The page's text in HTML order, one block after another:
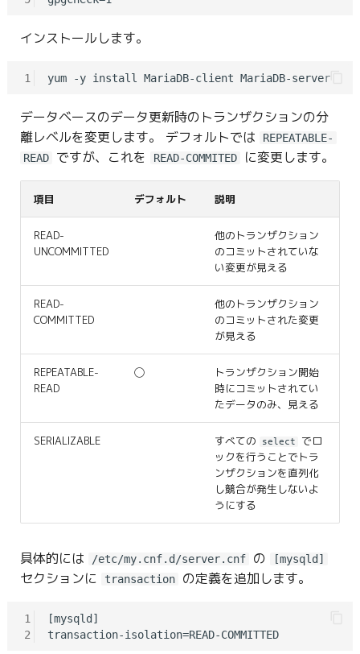
インストールします。
1 yum -y install MariaDB-client MariaDB-server
データベースのデータ更新時のトランザクションの分
離レベルを変更します。 デフォルトでは
REPEATABLE-
READ
ですが、これを READ-COMMITED に変更します。
項目 デフォルト 説明
READ-
UNCOMMITTED
他のトランザクション
のコミットされていな
い変更が見える
READ-
COMMITTED
他のトランザクション
のコミットされた変更
が見える
REPEATABLE-
READ
◯
トランザクション開始
時にコミットされてい
たデータのみ、見える
SERIALIZABLE すべての select
でロ
ックを行うことでトラ
ンザクションを直列化
し競合が発生しないよ
うにする
具体的には /etc/my.cnf.d/server.cnf の [mysqld]
セクションに transaction の定義を追加します。
1
2
[mysqld]
transaction-isolation=READ-COMMITTED